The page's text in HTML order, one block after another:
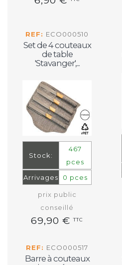
REF: ECO000510
Set de 4 couteaux
de table
'Stavanger',...
Stock:
467
pces
Arrivages
0 pces
prix public
conseillé
69,90 €TTC
REF: ECO000517
Barre à couteaux